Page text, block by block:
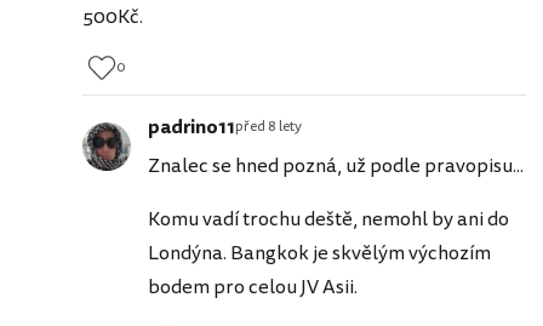
500Kč.
0
padrino11před 8 lety
Znalec se hned pozná, už podle pravopisu...
Komu vadí trochu deště, nemohl by ani do
Londýna. Bangkok je skvělým výchozím
bodem pro celou JV Asii.